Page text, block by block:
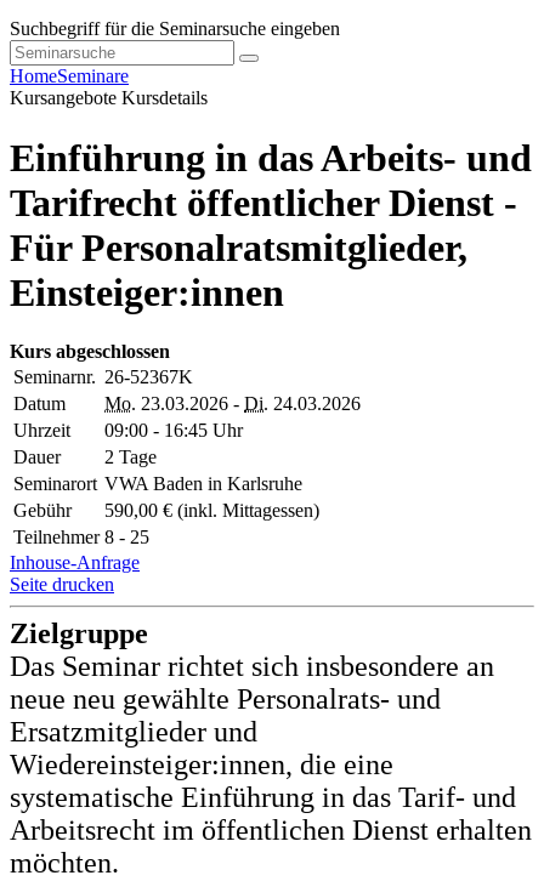
Suchbegriff für die Seminarsuche eingeben
HomeSeminare
Kursangebote Kursdetails
Einführung in das Arbeits- und
Tarifrecht öffentlicher Dienst -
Für Personalratsmitglieder,
Einsteiger:innen
Kurs abgeschlossen
Seminarnr. 26-52367K
Datum
Mo. 23.03.2026 - Di. 24.03.2026
Uhrzeit
09:00 - 16:45 Uhr
Dauer
2 Tage
Seminarort VWA Baden in Karlsruhe
Gebühr
590,00 € (inkl. Mittagessen)
Teilnehmer 8 - 25
Inhouse-Anfrage
Seite drucken
Zielgruppe
Das Seminar richtet sich insbesondere an
neue neu gewählte Personalrats- und
Ersatzmitglieder und
Wiedereinsteiger:innen, die eine
systematische Einführung in das Tarif- und
Arbeitsrecht im öffentlichen Dienst erhalten
möchten.